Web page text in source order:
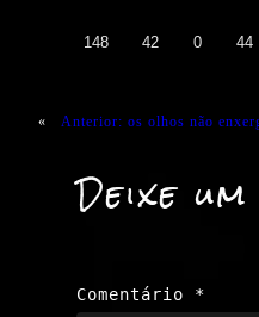
148 42 0 44
« Anterior: os olhos não
Deixe
Comentário *